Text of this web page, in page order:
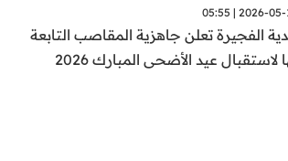
2026-05-18 |
الفجيرة تعلن جاهزية المقاصب التابعة
لاستقبال عيد الأضحى المبارك 2026